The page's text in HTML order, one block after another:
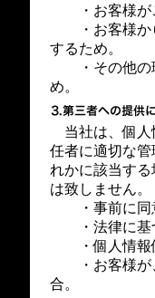
・お客様
・お客様から
するため。
・その他の理
め。
当社は、個人
任者に適切な
れかに該当す
は致しません。
・事前に
・法律に基
・個人情報保
・お客様が、
合。